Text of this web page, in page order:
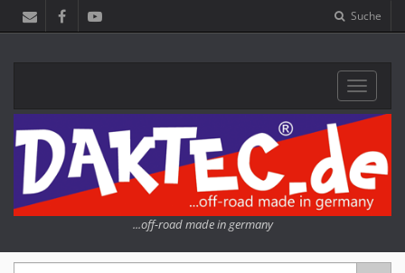
Suche
...off-road made in germany